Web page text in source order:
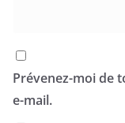
Prévenez-moi de
e-mail.